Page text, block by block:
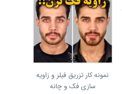
نمونه کار تزریق فیلر و زاویه
سازی فک و چانه